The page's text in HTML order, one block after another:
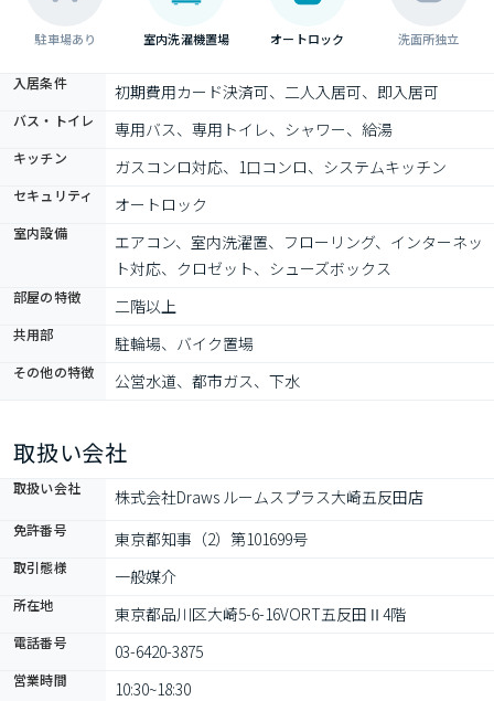
駐車場あり 室内洗濯機置場 オートロック 洗面所独立
入居条件 初期費用カード決済可、二人入居可、即入居可
バス・トイレ 専用バス、専用トイレ、シャワー、給湯
キッチン ガスコンロ対応、1口コンロ、システムキッチン
セキュリティ オートロック
室内設備
エアコン、室内洗濯置、フローリング、インターネッ
ト対応、クロゼット、シューズボックス
部屋の特徴 二階以上
共用部 駐輪場、バイク置場
その他の特徴 公営水道、都市ガス、下水
取扱い会社
取扱い会社 株式会社Draws ルームスプラス大崎五反田店
免許番号 東京都知事（2）第101699号
取引態様 一般媒介
所在地 東京都品川区大崎5-6-16VORT五反田Ⅱ4階
電話番号 03-6420-3875
営業時間 10:30~18:30